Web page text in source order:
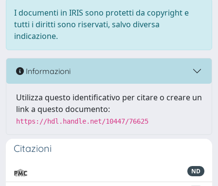
I documenti in IRIS sono protetti da copyright e
tutti i diritti sono riservati, salvo diversa
indicazione.
Informazioni
Utilizza questo identificativo per citare o creare un
link a questo documento:
https://hdl.handle.net/10447/76625
Citazioni
ND